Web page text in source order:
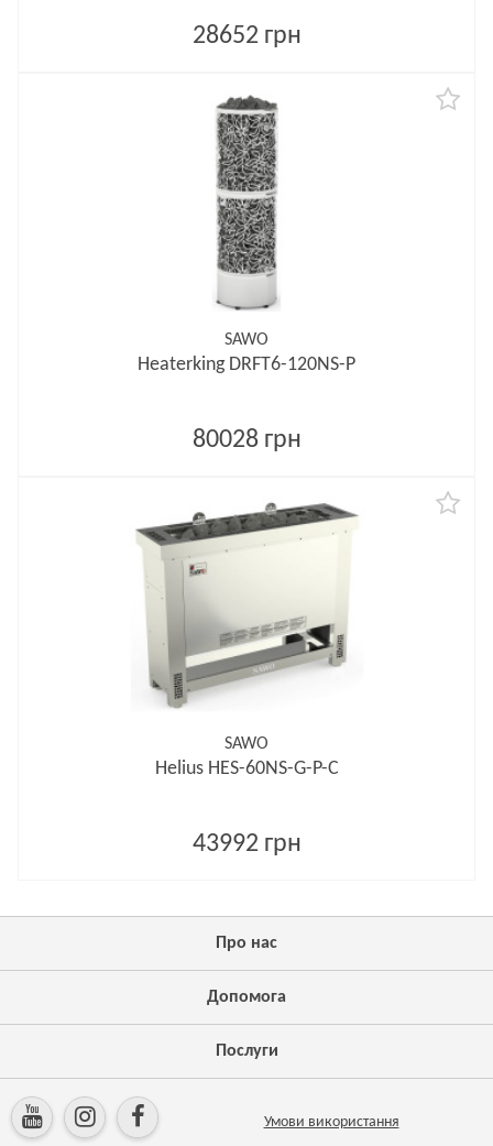
28652 грн
SAWO
Heaterking DRFT6-120NS-P
80028 грн
SAWO
Helius HES-60NS-G-P-C
43992 грн
Про нас
Допомога
Послуги
Умови використання